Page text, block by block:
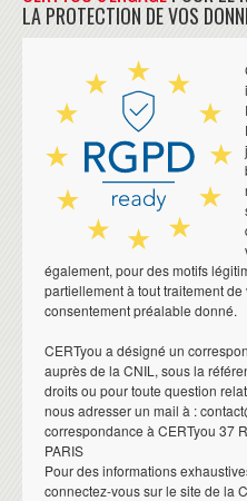
LA PROTECTION DE VOS
également, pour des motifs
partiellement à tout traitement
consentement préalable donné.
CERTyou a désigné un
auprès de la CNIL, sous la
droits ou pour toute question
nous adresser un mail à :
correspondance à CERTyou 37
PARIS
Pour des informations
connectez-vous sur le site de la